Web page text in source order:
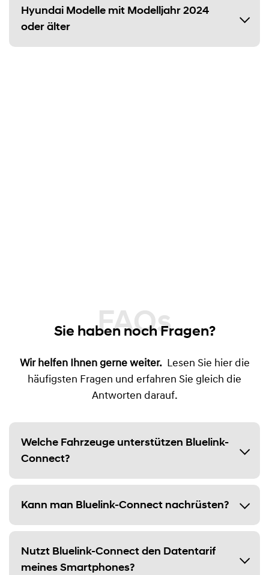
Hyundai Modelle mit Modelljahr 2024
oder älter
FAQs
Sie haben noch Fragen?
Wir helfen Ihnen gerne weiter. Lesen Sie hier die
häufigsten Fragen und erfahren Sie gleich die
Antworten darauf.
Welche Fahrzeuge unterstützen Bluelink-
Connect?
Kann man Bluelink-Connect nachrüsten?
Nutzt Bluelink-Connect den Datentarif
meines Smartphones?